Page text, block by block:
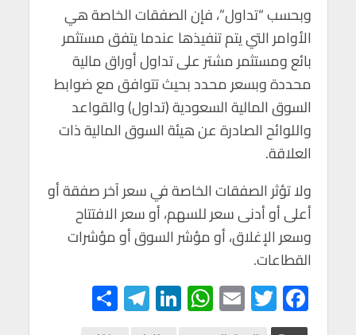
وبحسب “تداول”، فإن الصفقات الخاصة هي
الأوامر التي يتم تنفيذها عندما يتفق مستثمر
بائع ومستثمر مشتر على تداول أوراق مالية
محددة وبسعر محدد بحيث تتوافق مع ضوابط
السوق المالية السعودية (تداول) والقواعد
واللوائح الصادرة عن هيئة السوق المالية ذات
العلاقة.
ولا تؤثر الصفقات الخاصة في سعر آخر صفقة أو
أعلى أو أدنى سعر للسهم، أو سعر الافتتاح
وسعر الإغلاق، أو مؤشر السوق أو مؤشرات
القطاعات.
F
ac
T
wi
E
m
W
h
Li
n
Te
le
h